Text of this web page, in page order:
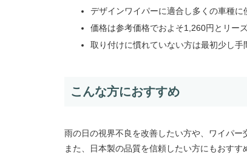
デザインワイパーに適合し多くの車種に
価格は参考価格でおよそ1,260円とリー
取り付けに慣れていない方は最初少し手
こんな方におすすめ
雨の日の視界不良を改善したい方や、ワイパー
また、日本製の品質を信頼したい方にもおすす